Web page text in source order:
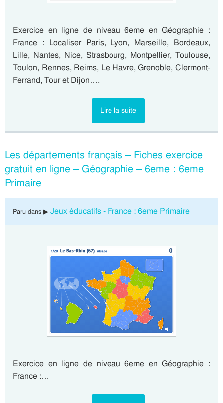
Exercice en ligne de niveau 6eme en Géographie :
France : Localiser Paris, Lyon, Marseille, Bordeaux,
Lille, Nantes, Nice, Strasbourg, Montpellier, Toulouse,
Toulon, Rennes, Reims, Le Havre, Grenoble, Clermont-
Ferrand, Tour et Dijon….
Lire la suite
Les départements français – Fiches exercice
gratuit en ligne – Géographie – 6eme : 6eme
Primaire
Paru dans ▶ Jeux éducatifs - France : 6eme Primaire
Exercice en ligne de niveau 6eme en Géographie :
France :…